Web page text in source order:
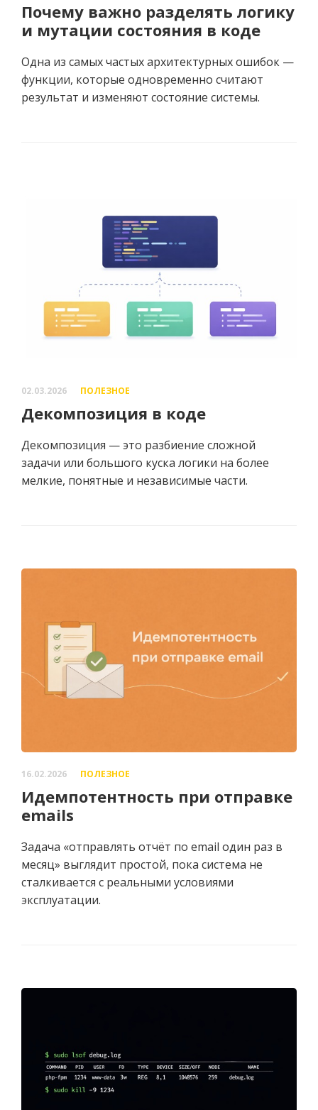
Почему важно разделять логику
и мутации состояния в коде
Одна из самых частых архитектурных ошибок —
функции, которые одновременно считают
результат и изменяют состояние системы.
02.03.2026 ПОЛЕЗНОЕ
Декомпозиция в коде
Декомпозиция — это разбиение сложной
задачи или большого куска логики на более
мелкие, понятные и независимые части.
16.02.2026 ПОЛЕЗНОЕ
Идемпотентность при отправке
emails
Задача «отправлять отчёт по email один раз в
месяц» выглядит простой, пока система не
сталкивается с реальными условиями
эксплуатации.